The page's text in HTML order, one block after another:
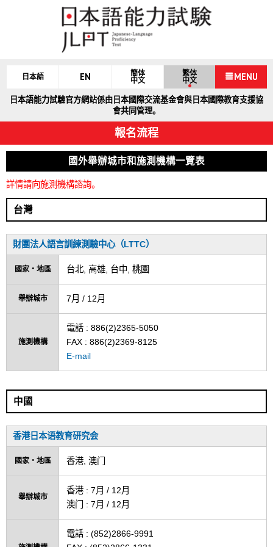
日本語 EN
簡体
中文
繁体
中文
MENU
日本語能力試驗官方網站係由日本國際交流基金會與日本國際教育支援協
會共同管理。
報名流程
國外舉辦城市和施測機構一覽表
詳情請向施測機構諮詢。
台灣
財團法人語言訓練測驗中心（LTTC）
國家・地區 台北, 高雄, 台中, 桃園
舉辦城市 7月 / 12月
施測機構
電話 : 886(2)2365-5050
FAX : 886(2)2369-8125
E-mail
中國
香港日本语教育研究会
國家・地區 香港, 澳门
舉辦城市
香港 : 7月 / 12月
澳门 : 7月 / 12月
電話 : (852)2866-9991